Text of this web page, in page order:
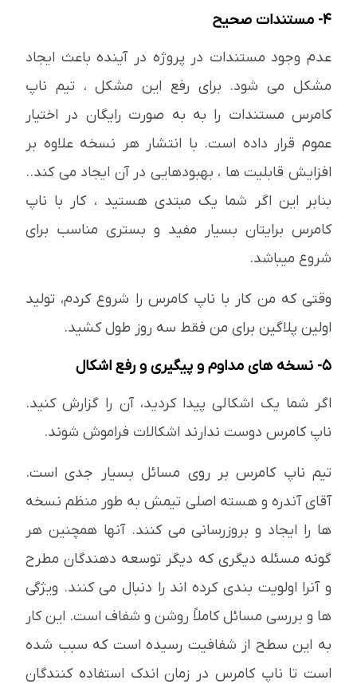
4- مستندات صحیح
عدم وجود مستندات در پروژه در آینده باعث ایجاد
مشکل می شود. برای رفع این مشکل ، تیم ناپ
کامرس مستندات را به به صورت رایگان در اختیار
عموم قرار داده است. با انتشار هر نسخه علاوه بر
افزایش قابلیت ها ، بهبودهایی در آن ایجاد می کند..
بنابر این اگر شما یک مبتدی هستید ، کار با ناپ
کامرس برایتان بسیار مفید و بستری مناسب برای
شروع میباشد.
وقتی که من کار با ناپ کامرس را شروع کردم، تولید
اولین پلاگین برای من فقط سه روز طول کشید.
5- نسخه های مداوم و پیگیری و رفع اشکال
اگر شما یک اشکالی پیدا کردید، آن را گزارش کنید.
ناپ کامرس دوست ندارند اشکالات فراموش شوند.
تیم ناپ کامرس بر روی مسائل بسیار جدی است.
آقای آندره و هسته اصلی تیمش به طور منظم نسخه
ها را ایجاد و بروزرسانی می کنند. آنها همچنین هر
گونه مسئله دیگری که دیگر توسعه دهندگان مطرح
و آنرا اولویت بندی کرده اند را دنبال می کنند. ویژگی
ها و بررسی مسائل کاملاً روشن و شفاف است. این کار
به این سطح از شفافیت رسیده است که سبب شده
است تا ناپ کامرس در زمان اندک استفاده کنندگان